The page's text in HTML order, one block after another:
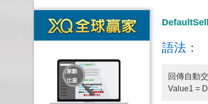
語法：
回傳自動
Value1 =